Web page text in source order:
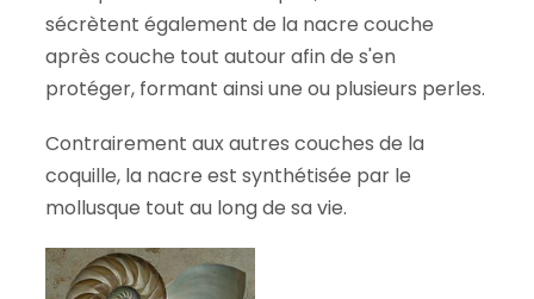
sécrètent également de la nacre couche
après couche tout autour afin de s'en
protéger, formant ainsi une ou plusieurs perles.
Contrairement aux autres couches de la
coquille, la nacre est synthétisée par le
mollusque tout au long de sa vie.